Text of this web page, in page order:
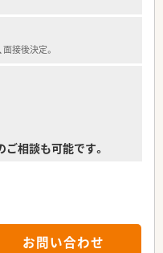
トホテルのように快適で綺麗
務です。残業ほとんどあり
される方が多い病院です。
接後決定。
ご相談も可能です。
お問い合わせ